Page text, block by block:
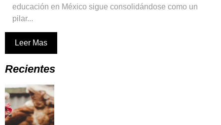
educación en México sigue consolidándose como un
pilar...
Leer Mas
Recientes